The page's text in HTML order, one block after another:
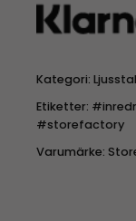
Kategori:
Etiketter:
#storefactory
Varumärke: